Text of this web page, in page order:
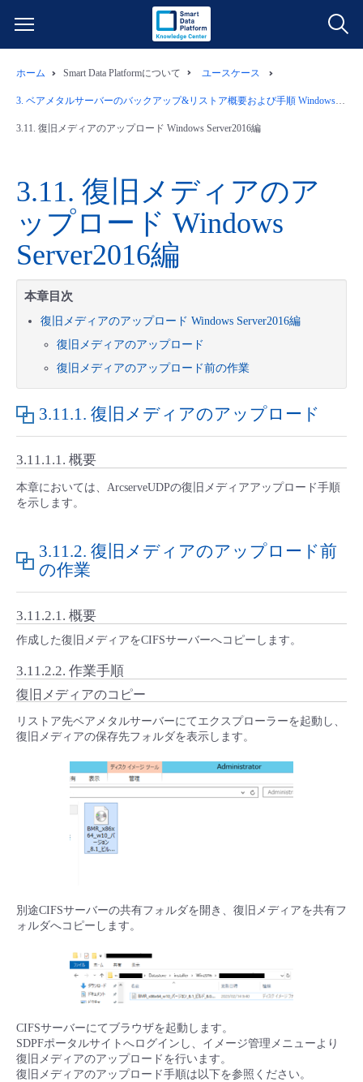
データ利活用
ネットワーク
IoT
モニタリング/監査
サポート
管理機能
すべてのメニューを見る
よくある質問
クラウド/サーバー
ネットワーク
モニタリング/監査
サポート
管理機能
すべてのメニューを見る
料金シミュレーター
データ利活用
クラウド/サーバー
ネットワーク
IoT
モニタリング/監査
サポート
すべてのメニューを見る
ご利用開始ガイド
■ 管理機能
■ セットアップガイド
- 新規お申し込み方法
- 初期設定・確認
- ユーザー機能の管理
- 登録情報の管理
- クラウド / サーバー
- Flexible Remote Access
- vUTM2
- バックアップ
- データと分析
- マルチクラウド利用
- リモートワーク
故障/メンテナンス情報
サービス稼働状況
故障/メンテナンス履歴
メンテナンス予定
定期メンテナンス
販売パートナー向けプログラム
協業パートナー
脱炭素化
ホーム Smart Data Platformについて ユースケース
3. ベアメタルサーバーのバックアップ&リストア概要および手順 Windows Server2016編
3.11. 復旧メディアのアップロード Windows Server2016編
3.11. 復旧メディアのア
ップロード Windows
Server2016編
本章目次
復旧メディアのアップロード Windows Server2016編
復旧メディアのアップロード
復旧メディアのアップロード前の作業
3.11.1. 復旧メディアのアップロード
3.11.1.1. 概要
本章においては、ArcserveUDPの復旧メディアアップロード手順
を示します。
3.11.2. 復旧メディアのアップロード前
の作業
3.11.2.1. 概要
作成した復旧メディアをCIFSサーバーへコピーします。
3.11.2.2. 作業手順
復旧メディアのコピー
リストア先ベアメタルサーバーにてエクスプローラーを起動し、
復旧メディアの保存先フォルダを表示します。
別途CIFSサーバーの共有フォルダを開き、復旧メディアを共有フ
ォルダへコピーします。
CIFSサーバーにてブラウザを起動します。
SDPFポータルサイトへログインし、イメージ管理メニューより
復旧メディアのアップロードを行います。
復旧メディアのアップロード手順は以下を参照ください。